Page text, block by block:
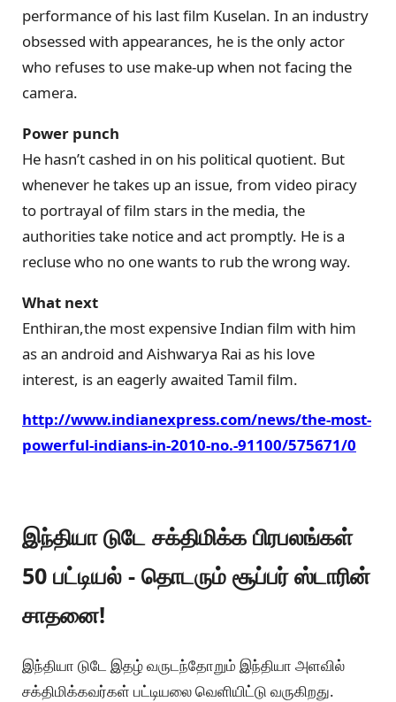
performance of his last film Kuselan. In an industry
obsessed with appearances, he is the only actor
who refuses to use make-up when not facing the
camera.
Power punch
He hasn’t cashed in on his political quotient. But
whenever he takes up an issue, from video piracy
to portrayal of film stars in the media, the
authorities take notice and act promptly. He is a
recluse who no one wants to rub the wrong way.
What next
Enthiran,the most expensive Indian film with him
as an android and Aishwarya Rai as his love
interest, is an eagerly awaited Tamil film.
http://www.indianexpress.com/news/the-most-
powerful-indians-in-2010-no.-91100/575671/0
இந்தியா டுடே சக்திமிக்க பிரபலங்கள்
50 பட்டியல் - தொடரும் சூப்பர் ஸ்டாரின்
சாதனை!
இந்தியா டுடே இதழ் வருடந்தோறும் இந்தியா அளவில்
சக்திமிக்கவர்கள் பட்டியலை வெளியிட்டு வருகிறது.